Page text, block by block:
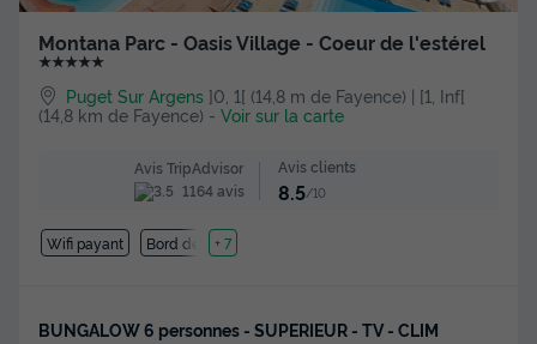
Montana Parc - Oasis Village - Coeur de l'estérel
★★★★★
Puget Sur Argens ]0, 1[ (14,8 m de Fayence) | [1, Inf[
(14,8 km de Fayence) - Voir sur la carte
Avis TripAdvisor
1164 avis
Avis clients
8.5/10
Wifi payant Bord de mer
+ 7
BUNGALOW 6 personnes - SUPERIEUR - TV - CLIM